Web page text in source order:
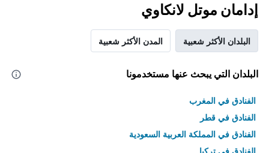
إدامان موتل لانكاوي
البلدان الأكثر شعبية المدن الأكثر شعبية
البلدان التي يبحث عنها مستخدمونا
الفنادق في المغرب
الفنادق في قطر
الفنادق في المملكة العربية السعودية
الفنادق في تركيا